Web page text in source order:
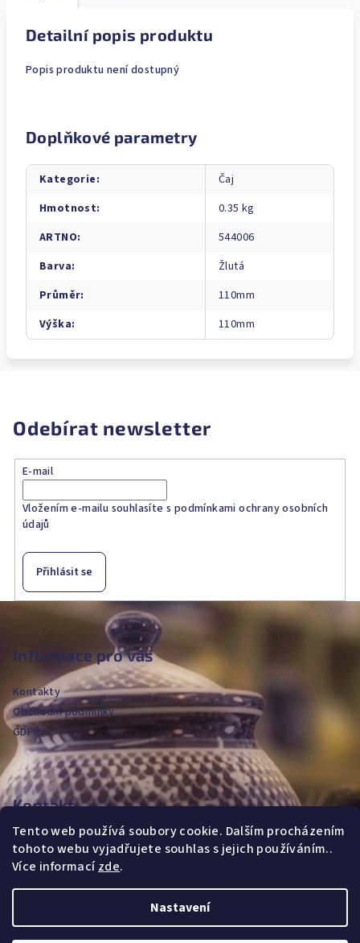
Tento web používá soubory cookie. Dalším procházením
tohoto webu vyjadřujete souhlas s jejich používáním..
Více informacízde.
Nastavení
Detailní popis produktu
Popis produktu není dostupný
Doplňkové parametry
Kategorie:
Čaj
Hmotnost:
0.35 kg
ARTNO:
544006
Barva:
Žlutá
Průměr:
110mm
Výška: 110mm
Odebírat newsletter
E-mail
Vložením e-mailu souhlasíte s podmínkami ochrany osobních
údajů
Přihlásit se
Z
t
í
Informace pro vás
Kontakty
Obchodní podmínky
GDPR
Kontakt
jvanya
fajans.cz
+420604720590